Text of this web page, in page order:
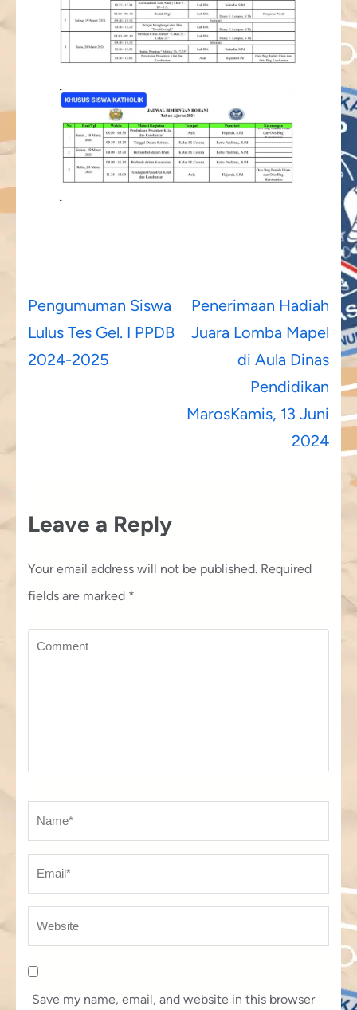
Post
navigation
Pengumuman Siswa
Lulus Tes Gel. I PPDB
2024-2025
Penerimaan Hadiah
Juara Lomba Mapel
di Aula Dinas
Pendidikan
MarosKamis, 13 Juni
2024
Leave a Reply
Your email address will not be published. Required
fields are marked *
Comment
Name
Save my name, email, and website in this browser